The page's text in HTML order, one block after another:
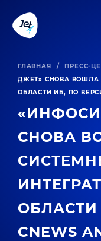
ГЛАВНАЯ / ПРЕСС-
ДЖЕТ» СНОВА ВОШЛА
ОБЛАСТИ ИБ, ПО
СНОВА
ОБЛАСТИ
CNEWS